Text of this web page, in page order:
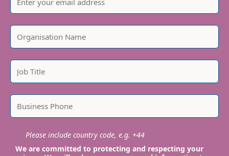
Please include country code, e.g. +44
We are committed to protecting and respecting your